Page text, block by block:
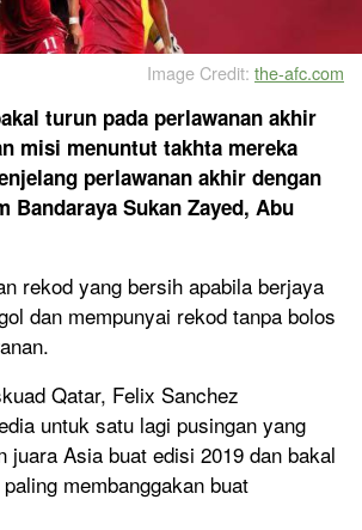
Image Credit: the-afc.com
turun pada perlawanan akhir
misi menuntut takhta mereka
perlawanan akhir dengan
Bandaraya Sukan Zayed, Abu
rekod yang bersih apabila berjaya
dan mempunyai rekod tanpa bolos
Qatar, Felix Sanchez
untuk satu lagi pusingan yang
juara Asia buat edisi 2019 dan bakal
membanggakan buat